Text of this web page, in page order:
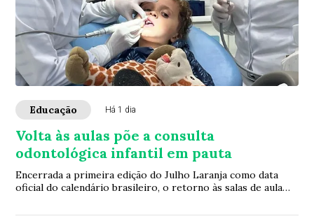
Educação Há 1 dia
Volta às aulas põe a consulta
odontológica infantil em pauta
Encerrada a primeira edição do Julho Laranja como data
oficial do calendário brasileiro, o retorno às salas de aula